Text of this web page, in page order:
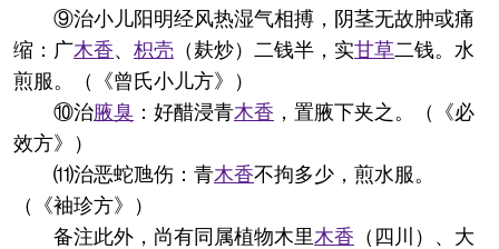
⑨治小儿阳明经风热湿气相搏，阴茎无故肿或痛
缩：广木香、 枳壳 （麸炒）二钱半，实甘草二钱。水
煎服。（《曾氏小儿方》）
⑩治腋臭 ：好醋浸青木香 ，置腋下夹之。（《必
效方》）
⑾治恶蛇虺伤：青木香不拘多少，煎水服。
（《袖珍方》）
备注此外，尚有同属植物木里木香 （四川）、大